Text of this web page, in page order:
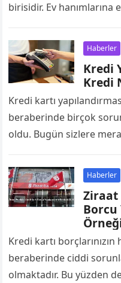
birisidir. Ev hanımlarına
Haberler
Kredi
Kredi
Kredi kartı
beraberinde birçok
oldu. Bugün sizlere
cevabını…
Haberler
Ziraat
Borcu
Kredi kartı
beraberinde ciddi
olmaktadır. Bu yüzden